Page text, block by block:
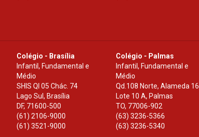
Colégio - Brasília
Infantil, Fundamental e
Médio
SHIS Ql 05 Chác. 74
Lago Sul, Brasília
DF, 71600-500
(61) 2106-9000
(61) 3521-9000
Colégio - Palmas
Infantil, Fundamental e
Médio
Qd.108 Norte, Alameda 16
Lote 10 A, Palmas
TO, 77006-902
(63) 3236-5366
(63) 3236-5340